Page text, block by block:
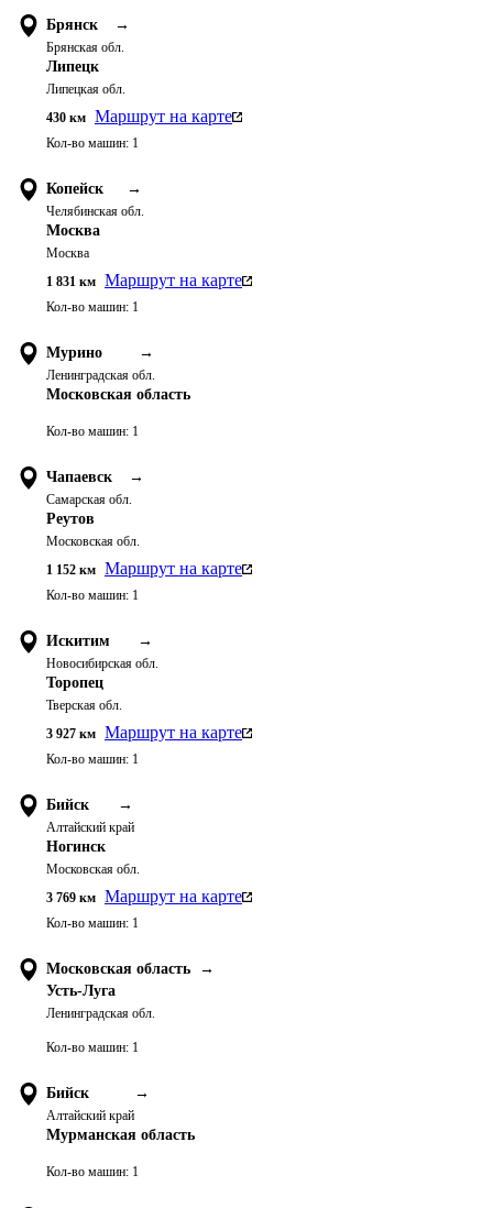
Брянск →
Брянская обл.
Липецк
Липецкая обл.
430 км Маршрут на карте
Кол-во машин: 1
Копейск →
Челябинская обл.
Москва
Москва
1 831 км Маршрут на карте
Кол-во машин: 1
Мурино →
Ленинградская обл.
Московская область
Кол-во машин: 1
Чапаевск →
Самарская обл.
Реутов
Московская обл.
1 152 км Маршрут на карте
Кол-во машин: 1
Искитим →
Новосибирская обл.
Торопец
Тверская обл.
3 927 км Маршрут на карте
Кол-во машин: 1
Бийск →
Алтайский край
Ногинск
Московская обл.
3 769 км Маршрут на карте
Кол-во машин: 1
Московская область
→
Усть-Луга
Ленинградская обл.
Кол-во машин: 1
Бийск →
Алтайский край
Мурманская область
Кол-во машин: 1